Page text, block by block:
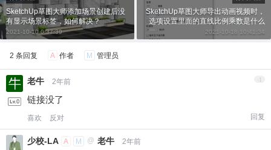
微信支付
SketchUp草图大师添加场景创建后没
有显示场景标签，如何解决？
2021-10-10 0:37:39
SketchUp草图大师导出动画视频时，
选项设置里面的直线比例乘数是什么
意思？
2021-10-18 10:41:34
2 条回复 A 作者 M 管理员
老牛 2年前 -1
链接没了
喜欢 反对 回复
少校-LA A M @ 老牛 2年前
找回